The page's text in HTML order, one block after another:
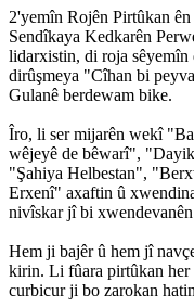
2'yemîn Rojên Pirtûkan
Sendîkaya Kedkarên
lidarxistin, di roja
dirûşmeya "Cîhan bi
Gulanê berdewam bike.
Îro, li ser mijarên wekî
wêjeyê de bêwarî",
"Şahiya Helbestan",
Erxenî" axaftin û
nivîskar jî bi
Hem ji bajêr û hem jî
kirin. Li fûara pirtûkan her
curbicur ji bo zarokan